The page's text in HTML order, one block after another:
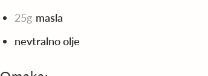
25g masla
nevtralno olje